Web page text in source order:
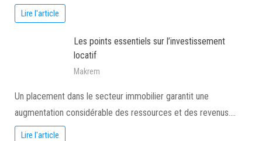
Lire l'article
Les points essentiels sur l’investissement
locatif
Makrem
Un placement dans le secteur immobilier garantit une
augmentation considérable des ressources et des revenus.…
Lire l'article